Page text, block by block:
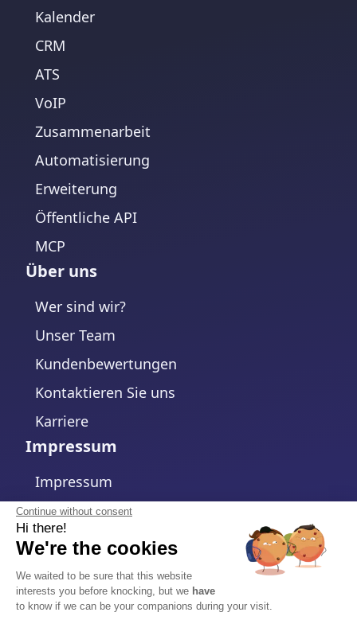
Continue without consent
Hi there!
We're the cookies
We waited to be sure that this website
interests you before knocking, but we have
to know if we can be your companions during your visit.
Kalender
CRM
ATS
VoIP
Zusammenarbeit
Automatisierung
Erweiterung
Öffentliche API
MCP
Über uns
Wer sind wir?
Unser Team
Kundenbewertungen
Kontaktieren Sie uns
Karriere
Impressum
Impressum
Datenschutzerklärung
Cookie-Richtlinie
Cookie-Einstellungen ändern
Allgemeine Geschäftsbedingungen